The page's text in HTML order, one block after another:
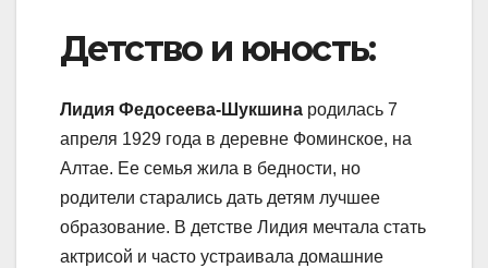
Детство и юность:
Лидия Федосеева-Шукшина родилась 7
апреля 1929 года в деревне Фоминское, на
Алтае. Ее семья жила в бедности, но
родители старались дать детям лучшее
образование. В детстве Лидия мечтала стать
актрисой и часто устраивала домашние